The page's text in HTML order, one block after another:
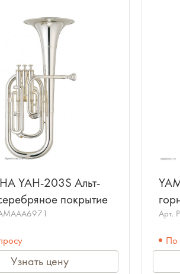
YAH-203S Альт-
покрытие
Узнать цену
Арт.
По